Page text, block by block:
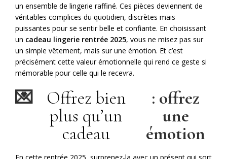
un ensemble de lingerie raffiné. Ces pièces deviennent de
véritables complices du quotidien, discrètes mais
puissantes pour se sentir belle et confiante. En choisissant
un cadeau lingerie rentrée 2025, vous ne misez pas sur
un simple vêtement, mais sur une émotion. Et c’est
précisément cette valeur émotionnelle qui rend ce geste si
mémorable pour celle qui le recevra.
💌
Offrez bien
plus qu’un
cadeau
: offrez
une
émotion